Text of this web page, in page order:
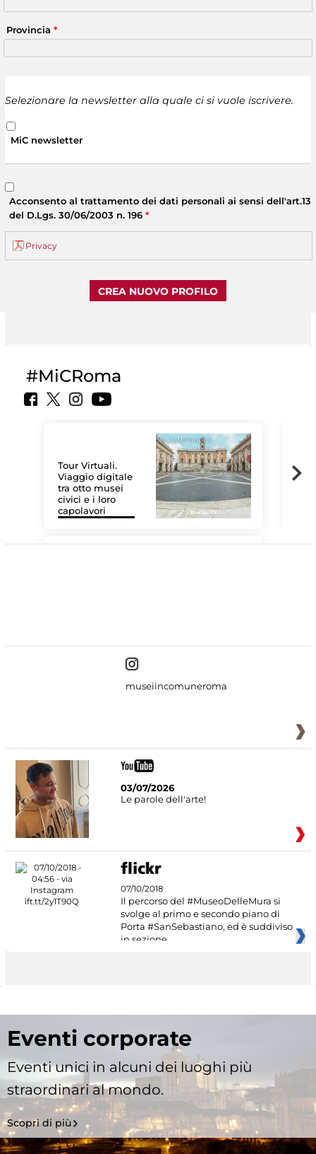
Provincia *
Selezionare la newsletter alla quale ci si vuole iscrivere.
MiC newsletter
Acconsento al trattamento dei dati personali ai sensi dell'art.13
del D.Lgs. 30/06/2003 n. 196 *
Privacy
#MiCRoma
Tour Virtuali.
Viaggio digitale
tra otto musei
civici e i loro
capolavori
museiincomuneroma
03/07/2026
Le parole dell'arte!
07/10/2018
Il percorso del #MuseoDelleMura si
svolge al primo e secondo piano di
Porta #SanSebastiano, ed è suddiviso
in sezione
Eventi corporate
Eventi unici in alcuni dei luoghi più
straordinari al mondo.
Scopri di più